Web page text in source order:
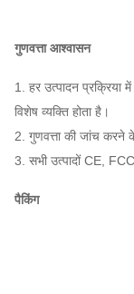
गुणवत्ता आश्वासन
1. हर उत्पादन प्रक्रिया
विशेष व्यक्ति होता है।
2. गुणवत्ता की जांच करने
3. सभी उत्पादों CE,
पैकिंग